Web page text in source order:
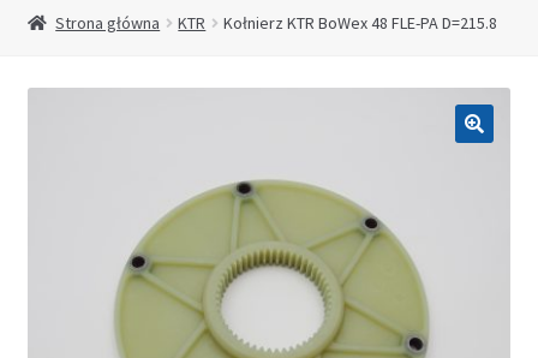
Strona główna KTR Kołnierz KTR BoWex 48 FLE-PA D=215.8